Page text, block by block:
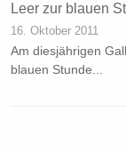
Leer zur blauen
16. Oktober 2011
Am diesjährigen
blauen Stunde...